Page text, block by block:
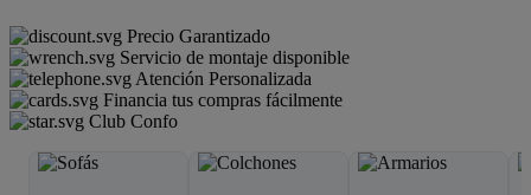
Precio Garantizado
Servicio de montaje disponible
Atención Personalizada
Financia tus compras fácilmente
Club Confo